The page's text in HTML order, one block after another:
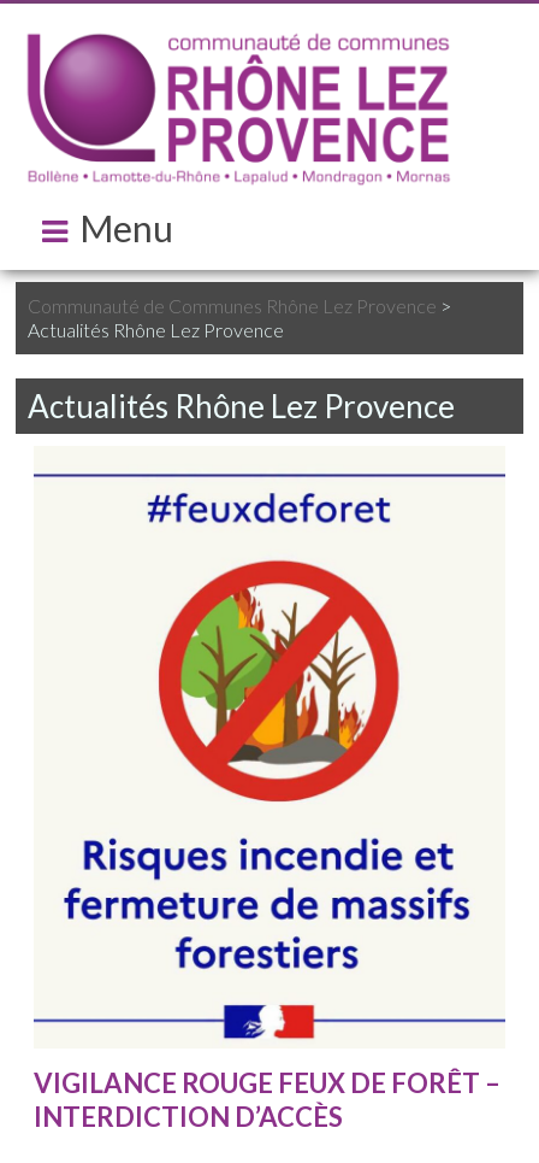
Menu
Communauté de Communes Rhône Lez Provence >
Actualités Rhône Lez Provence
Actualités Rhône Lez Provence
VIGILANCE ROUGE FEUX DE FORÊT –
INTERDICTION D’ACCÈS